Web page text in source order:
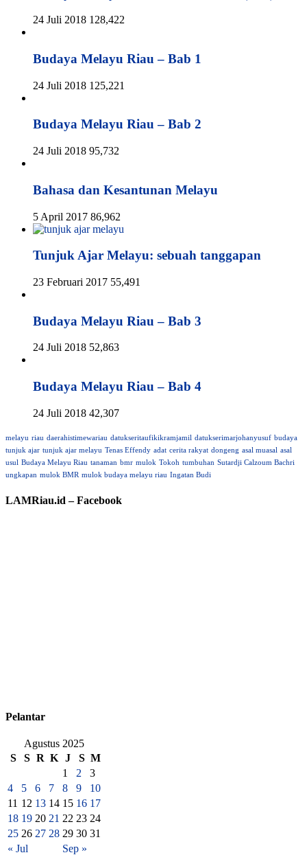
24 Juli 2018 128,422
Budaya Melayu Riau – Bab 1
24 Juli 2018 125,221
Budaya Melayu Riau – Bab 2
24 Juli 2018 95,732
Bahasa dan Kesantunan Melayu
5 April 2017 86,962
Tunjuk Ajar Melayu: sebuah tanggapan
23 Februari 2017 55,491
Budaya Melayu Riau – Bab 3
24 Juli 2018 52,863
Budaya Melayu Riau – Bab 4
24 Juli 2018 42,307
melayu riau daerahistimewariau datukseritaufikikramjamil datukserimarjohanyusuf budaya
tunjuk ajar tunjuk ajar melayu Tenas Effendy adat cerita rakyat dongeng asal muasal asal
usul Budaya Melayu Riau tanaman bmr mulok Tokoh tumbuhan Sutardji Calzoum Bachri
ungkapan mulok BMR mulok budaya melayu riau Ingatan Budi
LAMRiau.id – Facebook
Pelantar
Agustus 2025
S
S R K J S M
« Jul Sep »
1 2
3
4
5 6 7 8 9
10
11 12 13 14 15 16 17
18 19 20 21 22 23 24
25 26 27 28 29 30 31